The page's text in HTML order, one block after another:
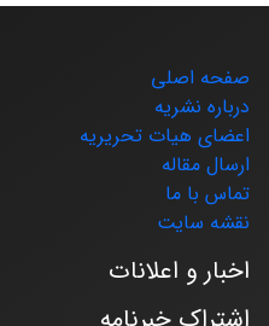
صفحه اصلی
درباره نشریه
اعضای هیات تحریریه
ارسال مقاله
تماس با ما
نقشه سایت
اخبار و اعلانات